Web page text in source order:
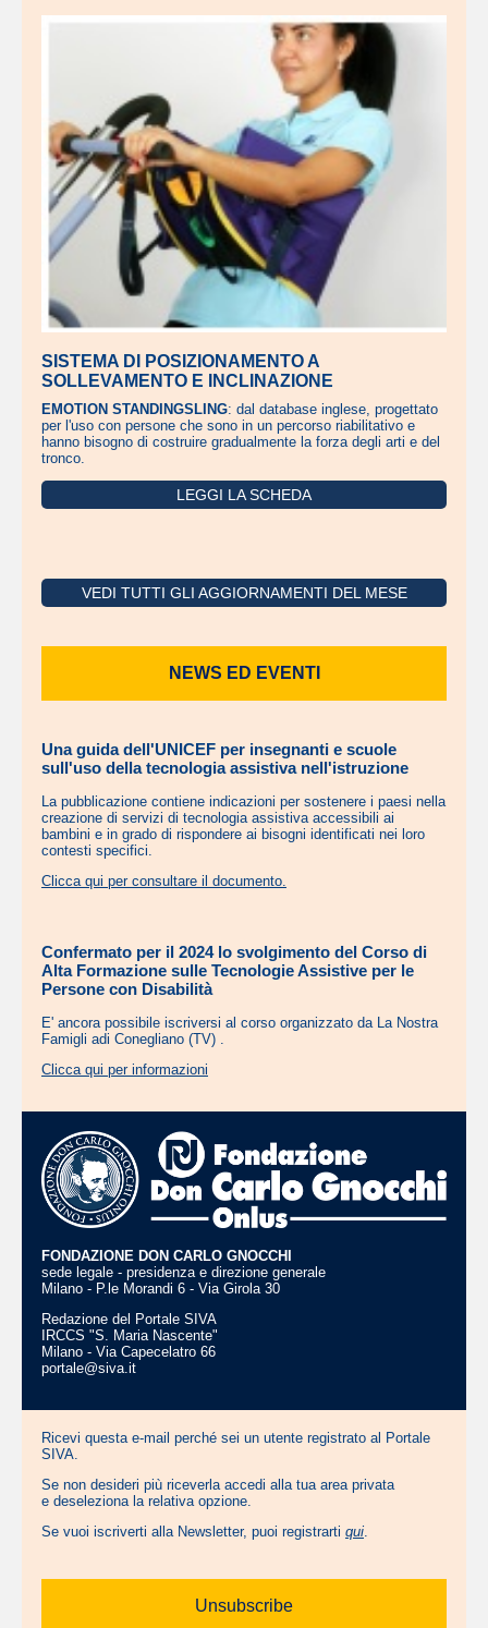
SISTEMA DI POSIZIONAMENTO A
SOLLEVAMENTO E INCLINAZIONE
EMOTION STANDINGSLING: dal database inglese, progettato
per l'uso con persone che sono in un percorso riabilitativo e
hanno bisogno di costruire gradualmente la forza degli arti e del
tronco.
LEGGI LA SCHEDA
VEDI TUTTI GLI AGGIORNAMENTI DEL MESE
NEWS ED EVENTI
Una guida dell'UNICEF per insegnanti e scuole
sull'uso della tecnologia assistiva nell'istruzione
La pubblicazione contiene indicazioni per sostenere i paesi nella
creazione di servizi di tecnologia assistiva accessibili ai
bambini e in grado di rispondere ai bisogni identificati nei loro
contesti specifici.
Clicca qui per consultare il documento.
Confermato per il 2024 lo svolgimento del Corso di
Alta Formazione sulle Tecnologie Assistive per le
Persone con Disabilità
E' ancora possibile iscriversi al corso organizzato da La Nostra
Famigli adi Conegliano (TV) .
Clicca qui per informazioni
FONDAZIONE DON CARLO GNOCCHI
sede legale - presidenza e direzione generale
Milano - P.le Morandi 6 - Via Girola 30
Redazione del Portale SIVA
IRCCS "S. Maria Nascente"
Milano - Via Capecelatro 66
portale@siva.it
Ricevi questa e-mail perché sei un utente registrato al Portale
SIVA.
Se non desideri più riceverla accedi alla tua area privata
e deseleziona la relativa opzione.
Se vuoi iscriverti alla Newsletter, puoi registrarti qui.
Unsubscribe